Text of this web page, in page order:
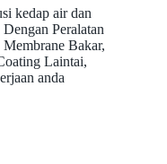
kedap air dan
Peralatan
Bakar,
Laintai,
anda